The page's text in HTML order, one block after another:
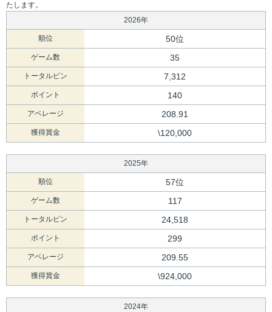
たします。
2026年
順位 50位
ゲーム数 35
トータルピン 7,312
ポイント 140
アベレージ 208.91
獲得賞金 \120,000
2025年
順位 57位
ゲーム数 117
トータルピン 24,518
ポイント 299
アベレージ 209.55
獲得賞金 \924,000
2024年